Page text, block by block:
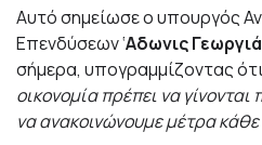
Αυτό σημείωσε ο υπουργός
Επενδύσεων ‘Αδωνις
σήμερα, υπογραμμίζοντας
οικονομία πρέπει να
να ανακοινώνουμε μέτρα